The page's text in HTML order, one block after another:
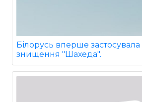
Білорусь вперше застосувала
знищення "Шахеда".